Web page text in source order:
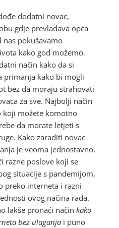
dodatni novac,
gdje prevladava opća
nas pokušavamo
kako god možemo.
način kako da si
primanja kako bi mogli
bez da moraju strahovati
za sve. Najbolji način
koji možete komotno
da morate letjeti s
Kako zaraditi novac
je veoma jednostavno,
razne poslove koji se
situacije s pandemijom,
preko interneta i razni
ovog načina rada.
lakše pronaći način kako
bez ulaganjai puno